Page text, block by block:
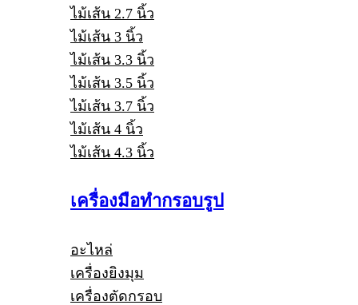
ไม้เส้น 2.7 นิ้ว
ไม้เส้น 3 นิ้ว
ไม้เส้น 3.3 นิ้ว
ไม้เส้น 3.5 นิ้ว
ไม้เส้น 3.7 นิ้ว
ไม้เส้น 4 นิ้ว
ไม้เส้น 4.3 นิ้ว
เครื่องมือทำกรอบรูป
อะไหล่
เครื่องยิงมุม
เครื่องตัดกรอบ